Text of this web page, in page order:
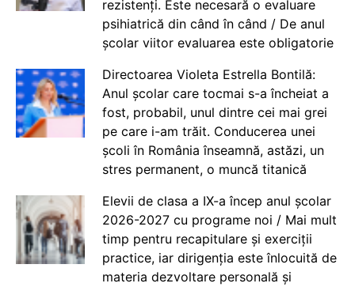
rezistenți. Este necesară o evaluare
psihiatrică din când în când / De anul
școlar viitor evaluarea este obligatorie
Directoarea Violeta Estrella Bontilă:
Anul școlar care tocmai s-a încheiat a
fost, probabil, unul dintre cei mai grei
pe care i-am trăit. Conducerea unei
școli în România înseamnă, astăzi, un
stres permanent, o muncă titanică
Elevii de clasa a IX-a încep anul școlar
2026-2027 cu programe noi / Mai mult
timp pentru recapitulare și exerciții
practice, iar dirigenția este înlocuită de
materia dezvoltare personală și